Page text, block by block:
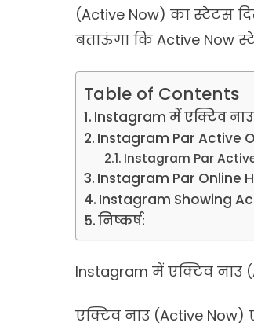
(Active Now) का स्टेटस
बताऊंगा कि Active
Table of Contents
Instagram में एक्टिव
Instagram Par Active
Instagram Par
Instagram Par Online
Instagram Showing
निष्कर्ष:
Instagram में एक्टिव नाउ
एक्टिव नाउ (Active